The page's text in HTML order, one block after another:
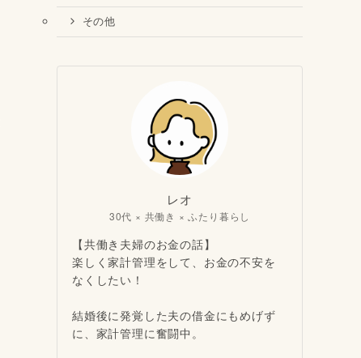
その他
レオ
30代 × 共働き × ふたり暮らし
【共働き夫婦のお金の話】
楽しく家計管理をして、お金の不安を
なくしたい！
結婚後に発覚した夫の借金にもめげず
に、家計管理に奮闘中。